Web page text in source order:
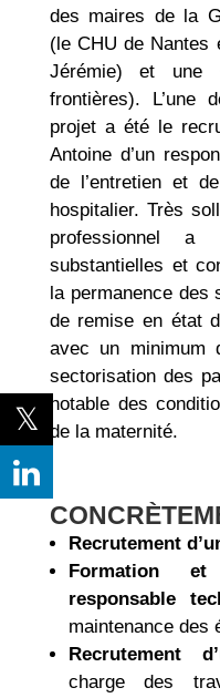
des maires de la
(le CHU de Nantes
Jérémie) et une
frontières). L’une
projet a été le
Antoine d’un
de l’entretien et
hospitalier. Très
professionnel a
substantielles et
la permanence des
de remise en état
avec un minimum
sectorisation des
notable des
de la maternité.
Recrutement
Formation et
responsable
maintenance des
Recrutement
charge des